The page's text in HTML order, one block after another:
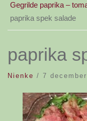
Gegrilde paprika –
paprika spek salade
paprika
Nienke / 7